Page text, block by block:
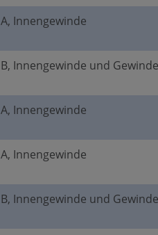
A, Innengewinde
B, Innengewinde und
A, Innengewinde
A, Innengewinde
B, Innengewinde und